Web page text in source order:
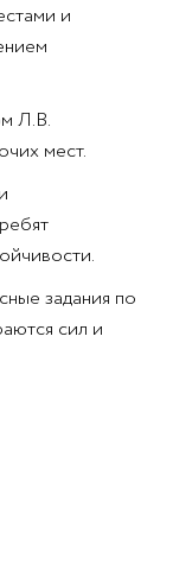
и
Л.В.
мест.
задания по
сил и